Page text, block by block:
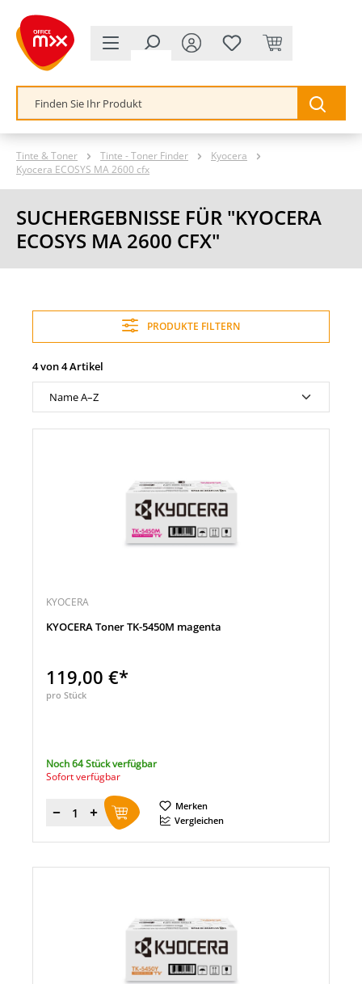
springen
Tinte & Toner Tinte - Toner Finder
Kyocera
Kyocera ECOSYS MA 2600 cfx
SUCHERGEBNISSE FÜR "KYOCERA
ECOSYS MA 2600 CFX"
PRODUKTE FILTERN
4 von 4 Artikel
KYOCERA
KYOCERA Toner TK-5450M magenta
119,00 €*
pro Stück
Noch 64 Stück verfügbar
Sofort verfügbar
Menge
Merken
Vergleichen